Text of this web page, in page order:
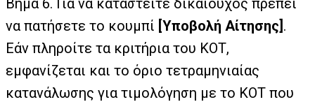
Βήμα 6. Για να καταστείτε δικαιούχος πρέπει
να πατήσετε το κουμπί [Υποβολή Αίτησης] .
Εάν πληροίτε τα κριτήρια του ΚΟΤ,
εμφανίζεται και το όριο τετραμηνιαίας
κατανάλωσης για τιμολόγηση με το ΚΟΤ που